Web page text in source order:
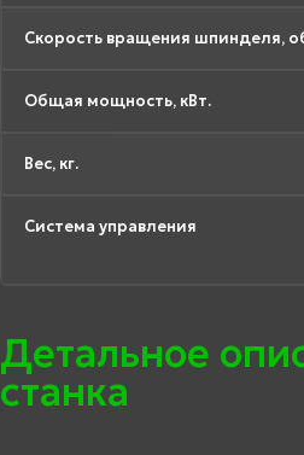
Скорость вращения шпинделя,
Общая мощность, кВт.
Вес, кг.
Система управления
Детальное
станка